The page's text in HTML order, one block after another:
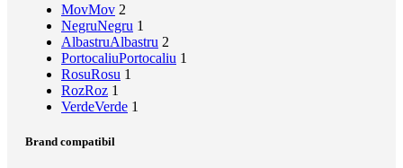
MovMov 2
NegruNegru 1
AlbastruAlbastru 2
PortocaliuPortocaliu 1
RosuRosu 1
RozRoz 1
VerdeVerde 1
Brand compatibil